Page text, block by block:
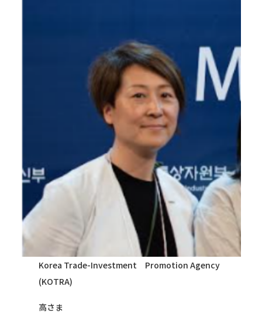
Korea Trade-Investment Promotion Agency
(KOTRA)
高さま